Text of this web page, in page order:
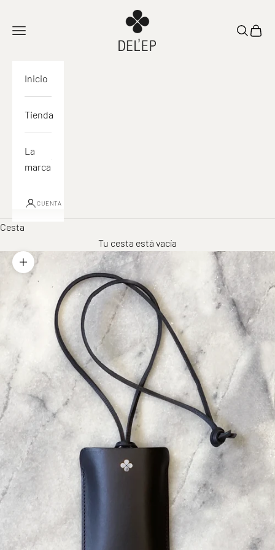
Abrir navegación
Abrir la
Ver
Inicio
Tienda
La
marca
CUENTA
Cesta
Tu cesta está vacía
Acercar la imagen